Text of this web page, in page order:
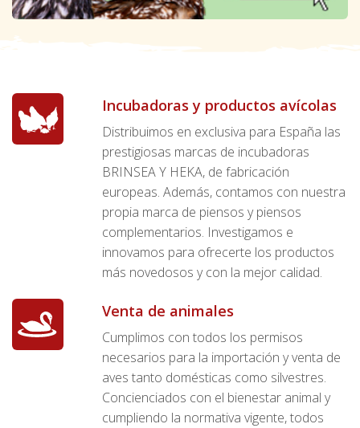
Incubadoras y productos avícolas
Distribuimos en exclusiva para España las
prestigiosas marcas de incubadoras
BRINSEA Y HEKA, de fabricación
europeas. Además, contamos con nuestra
propia marca de piensos y piensos
complementarios. Investigamos e
innovamos para ofrecerte los productos
más novedosos y con la mejor calidad.
Venta de animales
Cumplimos con todos los permisos
necesarios para la importación y venta de
aves tanto domésticas como silvestres.
Concienciados con el bienestar animal y
cumpliendo la normativa vigente, todos